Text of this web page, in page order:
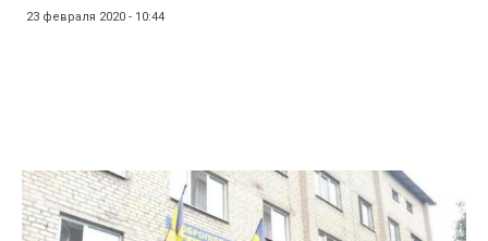
23 февраля 2020 - 10:44